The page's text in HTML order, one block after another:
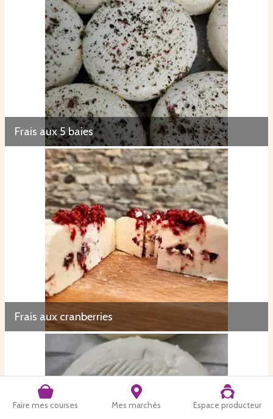
Faire mes courses Mes marchés Espace producteur
Frais aux 5 baies
Frais aux cranberries